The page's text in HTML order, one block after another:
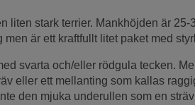
liten stark terrier. Mankhöjden är
men är ett kraftfullt litet paket med
svarta och/eller rödgula tecken.
eller ett mellanting som kallas
den mjuka underullen som en